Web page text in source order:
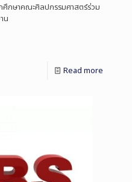
ศึกษาคณะศิลปกรรมศาสตร์ร่วม
น
Read more